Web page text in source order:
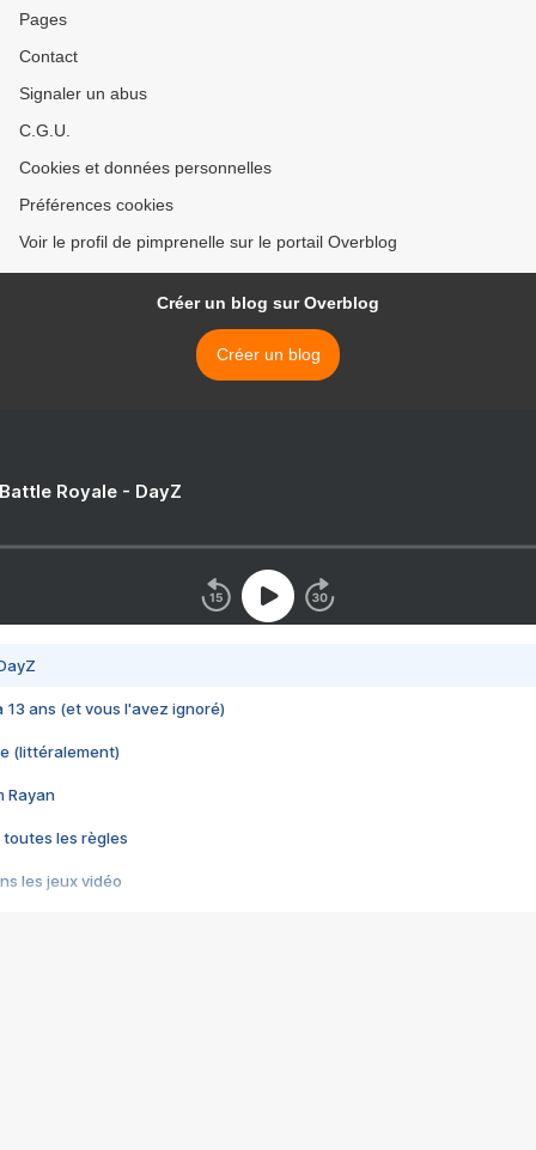
Pages
Contact
Signaler un abus
C.G.U.
Cookies et données personnelles
Préférences cookies
Voir le profil de pimprenelle sur le portail Overblog
Créer un blog sur Overblog
Créer un blog
Royale - DayZ
13 ans (et vous l'avez ignoré)
(littéralement)
Rayan
toutes les règles
les jeux vidéo